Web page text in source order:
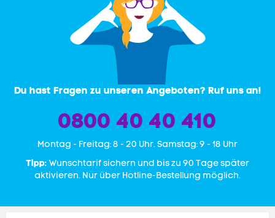
Du hast Fragen zu unseren Angeboten? Ruf uns an!
0800 40 40 410
Mon­tag - Freitag: 8 - 20 Uhr. Samstag: 9 - 18 Uhr
Tipp: Wunschtarif sichern und bis zu 90 Tage später
aktivieren. Nur über Hotline-Bestellung möglich.